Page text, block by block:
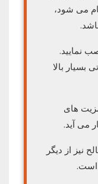
می شود،
نمایید.
بالا
های
می آید.
از دیگر
است.